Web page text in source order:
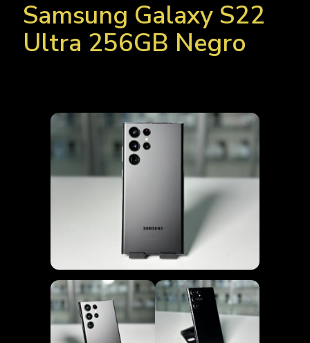
Samsung Galaxy S22
Ultra 256GB Negro